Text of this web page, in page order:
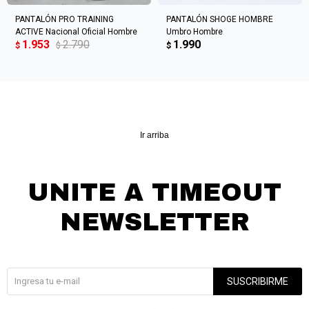
PANTALÓN PRO TRAINING
ACTIVE Nacional Oficial Hombre
$ 1.953 $ 2.790
PANTALÓN SHOGE HOMBRE
Umbro Hombre
$ 1.990
Ir arriba
UNITE A TIMEOUT
NEWSLETTER
SUSCRIBIRME